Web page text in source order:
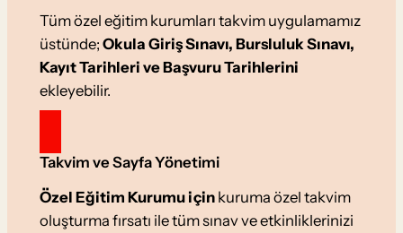
Tüm özel eğitim kurumları takvim uygulamamız
üstünde; Okula Giriş Sınavı, Bursluluk Sınavı,
Kayıt Tarihleri ve Başvuru Tarihlerini
ekleyebilir.
Takvim ve Sayfa Yönetimi
Özel Eğitim Kurumu içinkuruma özel takvim
oluşturma fırsatı ile tüm sınav ve etkinliklerinizi